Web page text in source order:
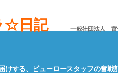
☆日記 一般社団法人 富
けする、ビューロースタッフの奮戦